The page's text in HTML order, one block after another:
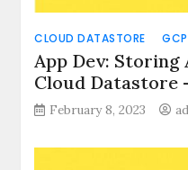
CLOUD DATASTORE GCP
App Dev:
Cloud Datastore
February 8, 2023